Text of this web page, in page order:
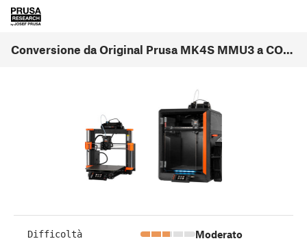
Conversione da Original Prusa MK4S MMU3 a CORE One MMU3 (1.00)
Difficoltà Moderato